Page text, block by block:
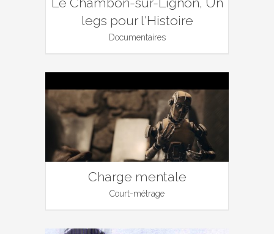
legs pour l'Histoire
Documentaires
Charge mentale
Court-métrage